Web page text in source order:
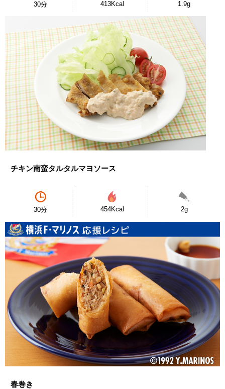
30分 413Kcal 1.9g
チキン南蛮タルタルマヨソース
30分 454Kcal 2g
春巻き